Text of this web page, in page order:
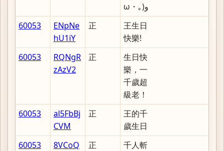
ω・｡) و
60053
ENpNe
hU1iY
正
王生日
快樂!
60053
RQNgR
zAzV2
正
生日快
樂，一
千歲超
級老！
60053
al5FbBj
CVM
正
王的千
歲生日
60053
8VCoQ
正
千人斬